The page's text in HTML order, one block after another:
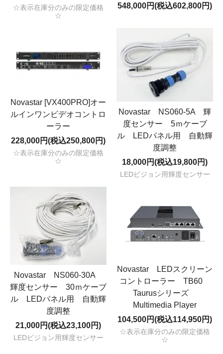
☆表示在庫分のみの限定価格
☆
548,000円(税込602,800円)
Novastar [VX400PRO]オー
ルインワンビデオコントロ
ーラー
228,000円(税込250,800円)
☆表示在庫分のみの限定価格
☆
Novastar NS060-5A 輝
度センサー 5ｍケーブ
ル LEDパネル用 自動輝
度調整
18,000円(税込19,800円)
LEDビジョン用輝度センサー
Novastar NS060-30A
輝度センサー 30ｍケーブ
ル LEDパネル用 自動輝
度調整
21,000円(税込23,100円)
LEDビジョン用輝度センサー
Novastar LEDスクリーン
コントローラー TB60
Taurusシリーズ
Multimedia Player
104,500円(税込114,950円)
☆表示在庫分のみの限定価格
☆